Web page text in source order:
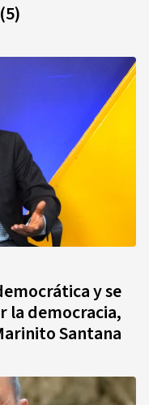
y se
la democracia,
Santana